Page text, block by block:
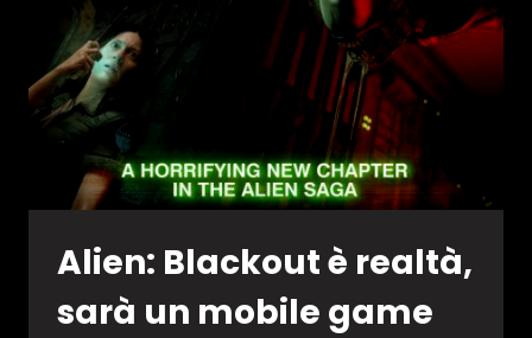
Alien: Blackout è realtà,
sarà un mobile game